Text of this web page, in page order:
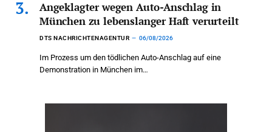
Angeklagter wegen Auto-Anschlag in
München zu lebenslanger Haft verurteilt
DTS NACHRICHTENAGENTUR 06/08/2026
Im Prozess um den tödlichen Auto-Anschlag auf eine
Demonstration in München im…